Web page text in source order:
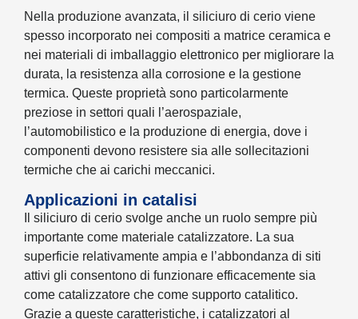
Nella produzione avanzata, il siliciuro di cerio viene
spesso incorporato nei compositi a matrice ceramica e
nei materiali di imballaggio elettronico per migliorare la
durata, la resistenza alla corrosione e la gestione
termica. Queste proprietà sono particolarmente
preziose in settori quali l’aerospaziale,
l’automobilistico e la produzione di energia, dove i
componenti devono resistere sia alle sollecitazioni
termiche che ai carichi meccanici.
Applicazioni in catalisi
Il siliciuro di cerio svolge anche un ruolo sempre più
importante come materiale catalizzatore. La sua
superficie relativamente ampia e l’abbondanza di siti
attivi gli consentono di funzionare efficacemente sia
come catalizzatore che come supporto catalitico.
Grazie a queste caratteristiche, i catalizzatori al